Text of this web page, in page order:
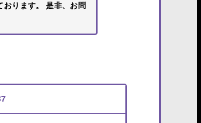
ります。 是非、お問